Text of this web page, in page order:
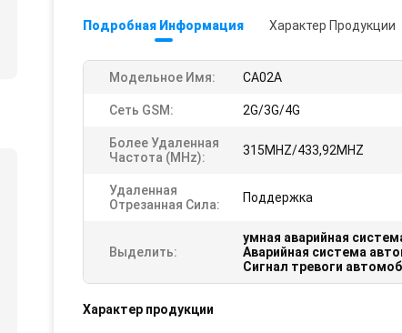
Подробная Информация Характер Продукции
Модельное Имя: CA02A
Сеть GSM: 2G/3G/4G
Более Удаленная
Частота (MHz):
315MHZ/433,92MHZ
Удаленная
Отрезанная Сила:
Поддержка
Выделить:
умная аварийная
Аварийная система
Сигнал тревоги
Характер продукции